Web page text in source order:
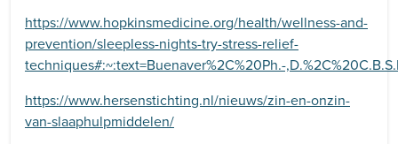
https://www.hopkinsmedicine.org/health/wellness-and-
prevention/sleepless-nights-try-stress-relief-
techniques#:~:text=Buenaver%2C%20Ph.-
https://www.hersenstichting.nl/nieuws/zin-en-onzin-
van-slaaphulpmiddelen/